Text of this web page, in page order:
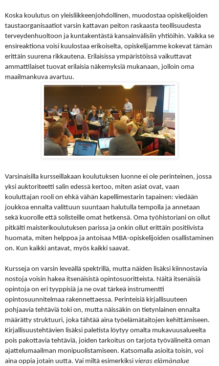
Koska koulutus on yleisliikkeenjohdollinen, muodostaa opiskelijoiden
taustaorganisaatiot varsin kattavan peiton raskaasta teollisuudesta
terveydenhuoltoon ja kuntakentästä kansainvälisiin yhtiöihin. Vaikka se
ensireaktiona voisi kuulostaa erikoiselta, opiskelijamme kokevat tämän
erittäin suurena rikkautena. Erilaisissa ympäristöissä vaikuttavat
ammattilaiset tuovat erilaisia näkemyksiä mukanaan, jolloin oma
maailmankuva avartuu.
Varsinaisilla kursseillakaan koulutuksen luonne ei ole perinteinen, jossa
yksi auktoriteetti salin edessä kertoo, miten asiat ovat, vaan
kouluttajan rooli on ehkä vähän kapellimestarin tapainen: viedään
joukkoa ennalta valittuun suuntaan halutulla tempolla ja annetaan
sekä kuorolle että solisteille omat hetkensä. Oma työhistoriani on ollut
pitkälti maisterikoulutuksen parissa ja onkin ollut erittäin positiivista
huomata, miten helppoa ja antoisaa MBA-opiskelijoiden osallistaminen
on. Kun kaikki antavat, myös kaikki saavat.
Kursseja on varsin leveällä spektrillä, mutta näiden lisäksi kiinnostavia
nostoja voisin hakea itsenäisistä opintosuoritteista. Näitä itsenäisiä
opintoja on eri tyyppisiä ja ne ovat tärkeä instrumentti
opintosuunnitelmaa rakennettaessa. Perinteisiä kirjallisuuteen
pohjaavia tehtäviä toki on, mutta näissäkin on tietynlainen ennalta
määrätty struktuuri, joka tähtää aina työelämätaitojen kehittämiseen.
Kirjallisuustehtävien lisäksi paletista löytyy omalta mukavuusalueelta
pois pakottavia tehtäviä, joiden tarkoitus on tarjota työvälineitä oman
ajattelumaailman monipuolistamiseen. Katsomalla asioita toisin, voi
aina oppia jotain uutta. Vai miltä esimerkiksi vieras elämänalue